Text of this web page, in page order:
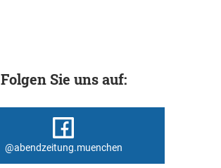
Folgen Sie uns auf:
@abendzeitung.muenchen